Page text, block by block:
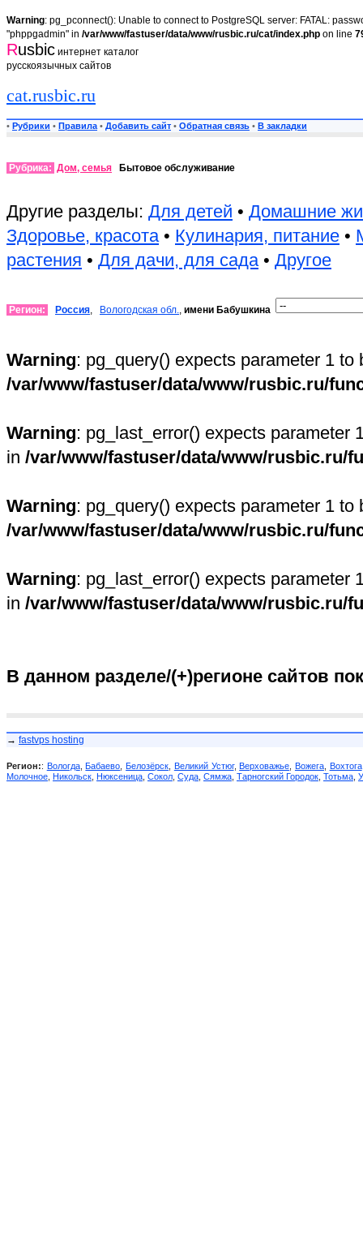
Warning: pg_pconnect(): Unable to connect to PostgreSQL server: FATAL:
"phppgadmin" in /var/www/fastuser/data/www/rusbic.ru/cat/index.php on line
Rusbic интернет каталог
русскоязычных сайтов
cat.rusbic.ru
• Рубрики • Правила • Добавить сайт • Обратная связь • В закладки
Рубрика: Дом, семья Бытовое обслуживание
Другие разделы: Для детей • Домашние
Здоровье, красота• Кулинария, питание •
растения • Для дачи, для сада• Другое
Регион: Россия, Вологодская обл., имени Бабушкина
Warning: pg_query() expects parameter 1
/var/www/fastuser/data/www/rusbic.ru/
Warning: pg_last_error() expects parameter
in /var/www/fastuser/data/www/rusbic.ru/
Warning: pg_query() expects parameter 1
/var/www/fastuser/data/www/rusbic.ru/
Warning: pg_last_error() expects parameter
in /var/www/fastuser/data/www/rusbic.ru/
В данном разделе/(+)регионе сайтов
→ fastvps hosting
Регион:: Вологда,Бабаево ,Белозёрск Великий Устюг,Верховажье Вожега, Вохтога
Молочное Никольск Нюксеница Сокол Суда Сямжа Тарногский Городок Тотьма